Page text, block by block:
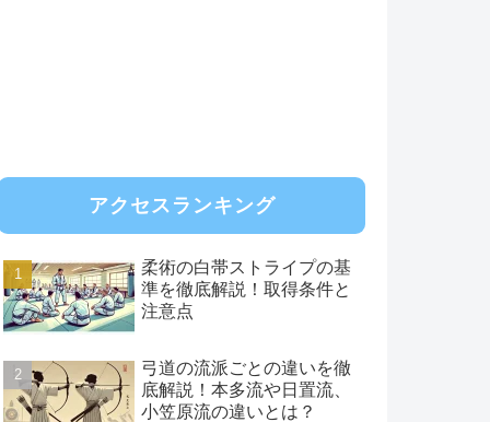
アクセスランキング
柔術の白帯ストライプの基
準を徹底解説！取得条件と
注意点
弓道の流派ごとの違いを徹
底解説！本多流や日置流、
小笠原流の違いとは？